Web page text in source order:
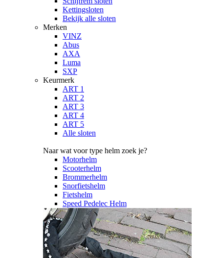
Kettingsloten
Bekijk alle sloten
Merken
VINZ
Abus
AXA
Luma
SXP
Keurmerk
ART 1
ART 2
ART 3
ART 4
ART 5
Alle sloten
Naar wat voor type helm zoek je?
Motorhelm
Scooterhelm
Brommerhelm
Snorfietshelm
Fietshelm
Speed Pedelec Helm